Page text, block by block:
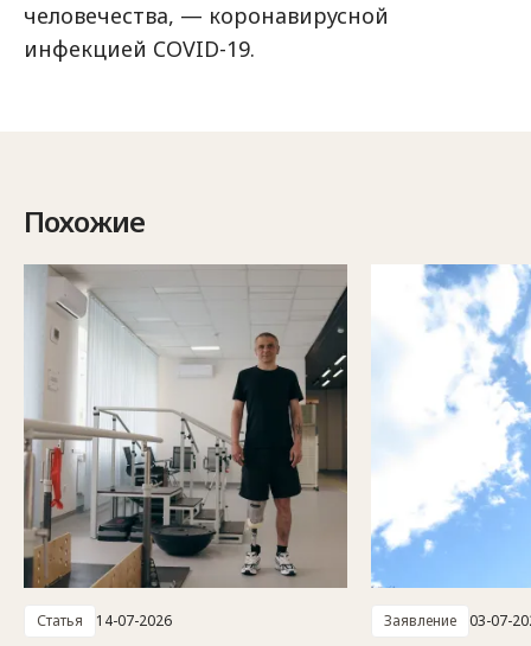
человечества, — коронавирусной
инфекцией COVID-19.
Похожие
Статья 14-07-2026 Заявление 03-07-